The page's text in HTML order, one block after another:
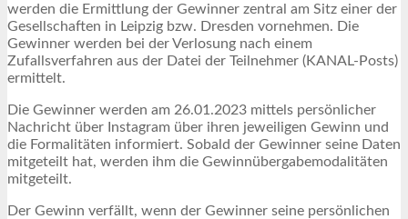
werden die Ermittlung der Gewinner zentral am Sitz einer der
Gesellschaften in Leipzig bzw. Dresden vornehmen. Die
Gewinner werden bei der Verlosung nach einem
Zufallsverfahren aus der Datei der Teilnehmer (KANAL-Posts)
ermittelt.
Die Gewinner werden am 26.01.2023 mittels persönlicher
Nachricht über Instagram über ihren jeweiligen Gewinn und
die Formalitäten informiert. Sobald der Gewinner seine Daten
mitgeteilt hat, werden ihm die Gewinnübergabemodalitäten
mitgeteilt.
Der Gewinn verfällt, wenn der Gewinner seine persönlichen